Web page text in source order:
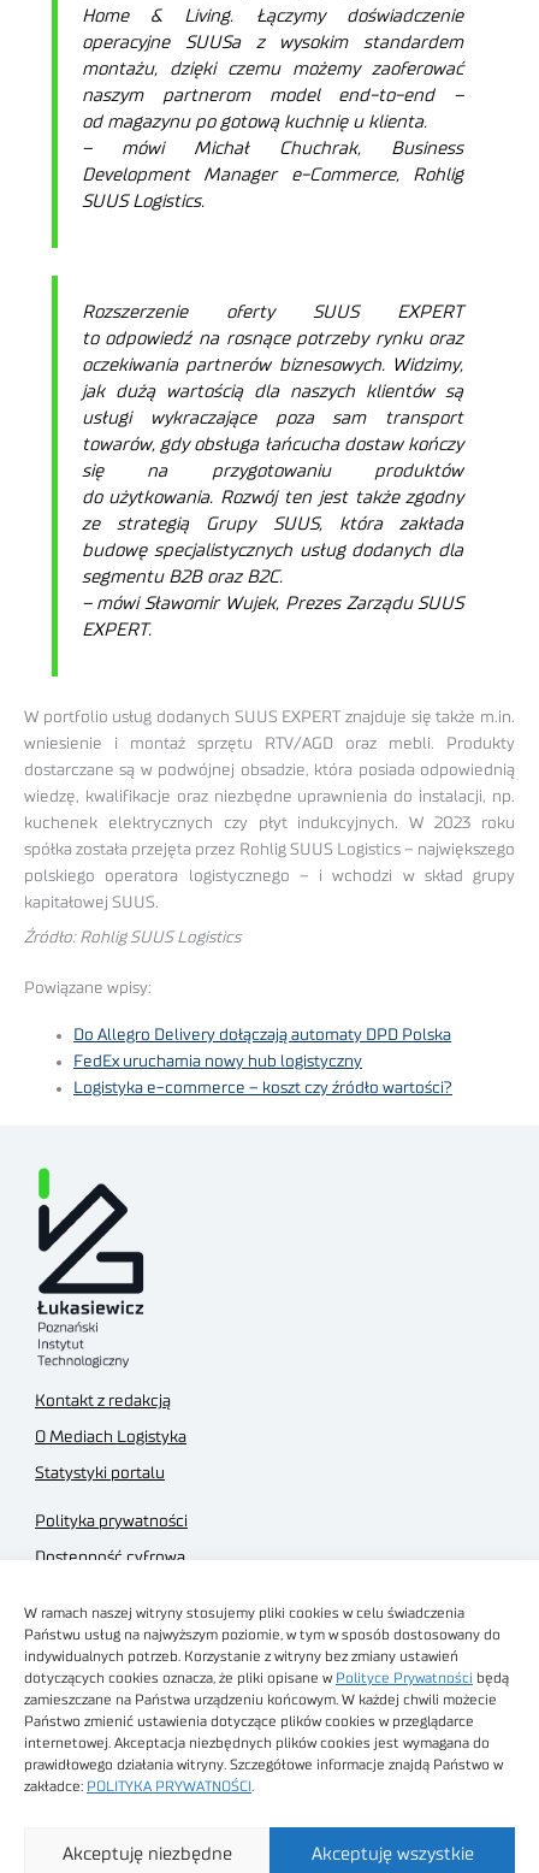
W ramach naszej witryny stosujemy pliki cookies w celu świadczenia
Państwu usług na najwyższym poziomie, w tym w sposób dostosowany do
indywidualnych potrzeb. Korzystanie z witryny bez zmiany ustawień
dotyczących cookies oznacza, że pliki opisane w Polityce Prywatności będą
zamieszczane na Państwa urządzeniu końcowym. W każdej chwili możecie
Państwo zmienić ustawienia dotyczące plików cookies w przeglądarce
internetowej. Akceptacja niezbędnych plików cookies jest wymagana do
prawidłowego działania witryny. Szczegółowe informacje znajdą Państwo w
zakładce: POLITYKA PRYWATNOŚCI
Akceptuję wszystkie
Akceptuję niezbędne
Home & Living. Łączymy doświadczenie
operacyjne SUUSa z wysokim standardem
montażu, dzięki czemu możemy zaoferować
naszym partnerom model end-to-end –
od magazynu po gotową kuchnię u klienta.
– mówi Michał Chuchrak, Business
Development Manager e-Commerce, Rohlig
SUUS Logistics.
Rozszerzenie oferty SUUS EXPERT
to odpowiedź na rosnące potrzeby rynku oraz
oczekiwania partnerów biznesowych. Widzimy,
jak dużą wartością dla naszych klientów są
usługi wykraczające poza sam transport
towarów, gdy obsługa łańcucha dostaw kończy
się na przygotowaniu produktów
do użytkowania. Rozwój ten jest także zgodny
ze strategią Grupy SUUS, która zakłada
budowę specjalistycznych usług dodanych dla
segmentu B2B oraz B2C.
– mówi Sławomir Wujek, Prezes Zarządu SUUS
EXPERT.
W portfolio usług dodanych SUUS EXPERT znajduje się także m.in.
wniesienie i montaż sprzętu RTV/AGD oraz mebli. Produkty
dostarczane są w podwójnej obsadzie, która posiada odpowiednią
wiedzę, kwalifikacje oraz niezbędne uprawnienia do instalacji, np.
kuchenek elektrycznych czy płyt indukcyjnych. W 2023 roku
spółka została przejęta przez Rohlig SUUS Logistics – największego
polskiego operatora logistycznego – i wchodzi w skład grupy
kapitałowej SUUS.
Źródło: Rohlig SUUS Logistics
Powiązane wpisy:
Do Allegro Delivery dołączają automaty DPD Polska
FedEx uruchamia nowy hub logistyczny
Logistyka e-commerce – koszt czy źródło wartości?
Kontakt z redakcją
O Mediach Logistyka
Statystyki portalu
Polityka prywatności
Dostępność cyfrowa
Regulamin sklepu
Obrazy stockowe
autorstwa
Technologiczny